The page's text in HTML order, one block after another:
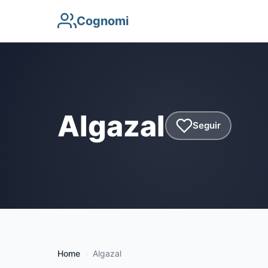
Cognomi
Algazal Seguir
Home Algazal